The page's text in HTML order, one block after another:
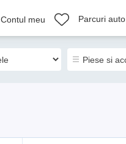
Contul meu Parcuri auto